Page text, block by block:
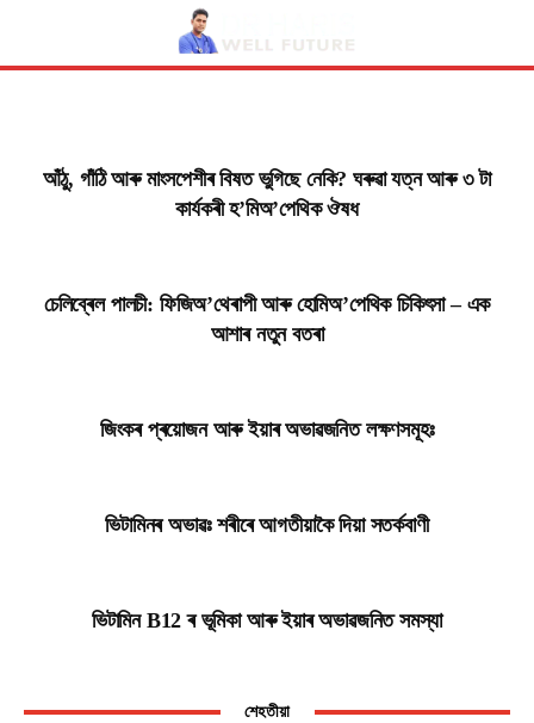
আঁঠু, গাঁঠি আৰু মাংসপেশীৰ বিষত ভুগিছে নেকি? ঘৰুৱা যত্ন আৰু ৩ টা
কাৰ্যকৰী হ’মিঅ’পেথিক ঔষধ
চেলিব্ৰেল পালচী: ফিজিঅ’থেৰাপী আৰু হোমিঅ’পেথিক চিকিৎসা – এক
আশাৰ নতুন বতৰা
জিংকৰ প্ৰয়োজন আৰু ইয়াৰ অভাৱজনিত লক্ষণসমূহঃ
ভিটামিনৰ অভাৱঃ শৰীৰে আগতীয়াকৈ দিয়া সতৰ্কবাণী
ভিটামিন B12 ৰ ভূমিকা আৰু ইয়াৰ অভাৱজনিত সমস্যা
শেহতীয়া